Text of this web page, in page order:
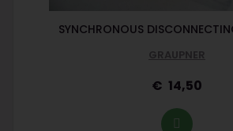
SYNCHRONOUS
GRAUPNER
14,50